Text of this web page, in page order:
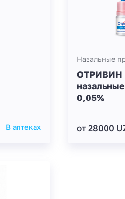
В аптеках
Назальные
ОТРИВИН
0,05%
от 28000